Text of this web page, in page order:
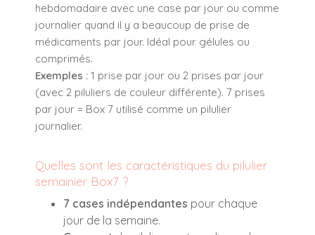
hebdomadaire avec une case par jour ou comme
journalier quand il y a beaucoup de prise de
médicaments par jour. Idéal pour gélules ou
comprimés.
Exemples : 1 prise par jour ou 2 prises par jour
(avec 2 piluliers de couleur différente). 7 prises
par jour = Box 7 utilisé comme un pilulier
journalier.
Quelles sont les caractéristiques du pilulier
semainier Box7 ?
7 cases indépendantes pour chaque
jour de la semaine.